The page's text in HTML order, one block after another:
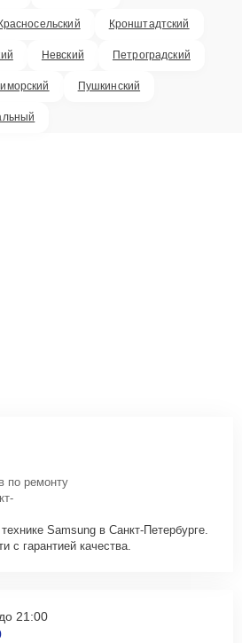
Кронштадтский
Невский Петроградский
Пушкинский
по ремонту
Samsung в Санкт-Петербурге.
с гарантией качества.
21:00